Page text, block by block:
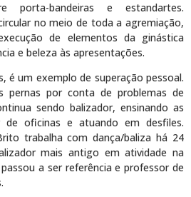
porta-bandeiras e estandartes.
no meio de toda a agremiação,
de elementos da ginástica
e beleza às apresentações.
é um exemplo de superação pessoal.
pernas por conta de problemas de
sendo balizador, ensinando as
oficinas e atuando em desfiles.
trabalha com dança/baliza há 24
mais antigo em atividade na
a ser referência e professor de